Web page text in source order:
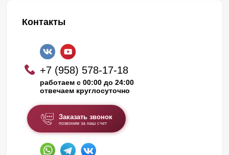
Контакты
+7 (958) 578-17-18
работаем с 00:00 до 24:00
отвечаем круглосуточно
Заказать звонок
позвоним за наш счет